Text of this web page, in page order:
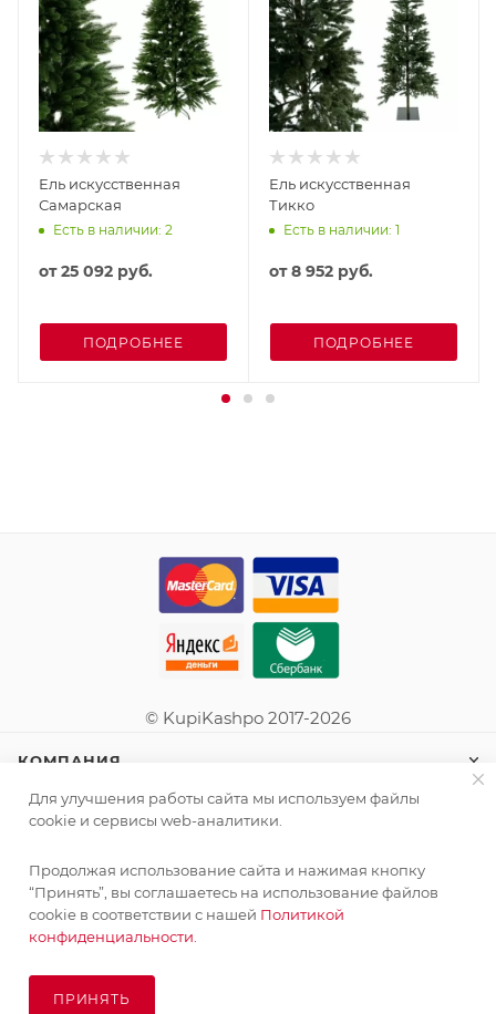
Ель искусственная
Самарская
Есть в наличии: 2
от25 092 руб.
ПОДРОБНЕЕ
Ель искусственная
Тикко
Есть в наличии: 1
от8 952 руб.
ПОДРОБНЕЕ
© KupiKashpo 2017-2026
КОМПАНИЯ
ИНФОРМАЦИЯ
ПОМОЩЬ
ПОДПИСАТЬСЯ НА РАССЫЛКУ
Для улучшения работы сайта мы используем файлы
cookie и сервисы web-аналитики.
Продолжая использование сайта и нажимая кнопку
“Принять”, вы соглашаетесь на использование файлов
cookie в соответствии с нашей Политикой
конфиденциальности.
ПРИНЯТЬ